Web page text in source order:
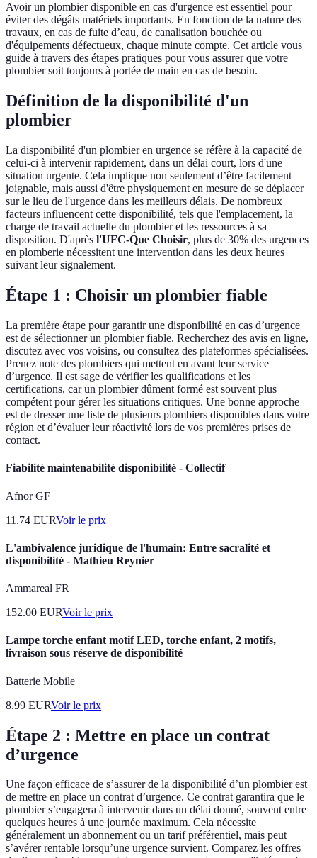
Avoir un plombier disponible en cas d'urgence est essentiel pour
éviter des dégâts matériels importants. En fonction de la nature des
travaux, en cas de fuite d’eau, de canalisation bouchée ou
d'équipements défectueux, chaque minute compte. Cet article vous
guide à travers des étapes pratiques pour vous assurer que votre
plombier soit toujours à portée de main en cas de besoin.
Définition de la disponibilité d'un
plombier
La disponibilité d'un plombier en urgence se réfère à la capacité de
celui-ci à intervenir rapidement, dans un délai court, lors d'une
situation urgente. Cela implique non seulement d’être facilement
joignable, mais aussi d'être physiquement en mesure de se déplacer
sur le lieu de l'urgence dans les meilleurs délais. De nombreux
facteurs influencent cette disponibilité, tels que l'emplacement, la
charge de travail actuelle du plombier et les ressources à sa
disposition. D'après l'UFC-Que Choisir, plus de 30% des urgences
en plomberie nécessitent une intervention dans les deux heures
suivant leur signalement.
Étape 1 : Choisir un plombier fiable
La première étape pour garantir une disponibilité en cas d’urgence
est de sélectionner un plombier fiable. Recherchez des avis en ligne,
discutez avec vos voisins, ou consultez des plateformes spécialisées.
Prenez note des plombiers qui mettent en avant leur service
d’urgence. Il est sage de vérifier les qualifications et les
certifications, car un plombier dûment formé est souvent plus
compétent pour gérer les situations critiques. Une bonne approche
est de dresser une liste de plusieurs plombiers disponibles dans votre
région et d’évaluer leur réactivité lors de vos premières prises de
contact.
Fiabilité maintenabilité disponibilité - Collectif
Afnor GF
11.74 EURVoir le prix
L'ambivalence juridique de l'humain: Entre sacralité et
disponibilité - Mathieu Reynier
Ammareal FR
152.00 EURVoir le prix
Lampe torche enfant motif LED, torche enfant, 2 motifs,
livraison sous réserve de disponibilité
Batterie Mobile
8.99 EURVoir le prix
Étape 2 : Mettre en place un contrat
d’urgence
Une façon efficace de s’assurer de la disponibilité d’un plombier est
de mettre en place un contrat d’urgence. Ce contrat garantira que le
plombier s’engagera à intervenir dans un délai donné, souvent entre
quelques heures à une journée maximum. Cela nécessite
généralement un abonnement ou un tarif préférentiel, mais peut
s’avérer rentable lorsqu’une urgence survient. Comparez les offres